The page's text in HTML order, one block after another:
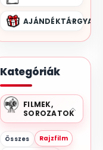
AJÁNDÉKTÁRGYAK
Kategóriák
FILMEK,
SOROZATOK
Összes
Rajzfilm